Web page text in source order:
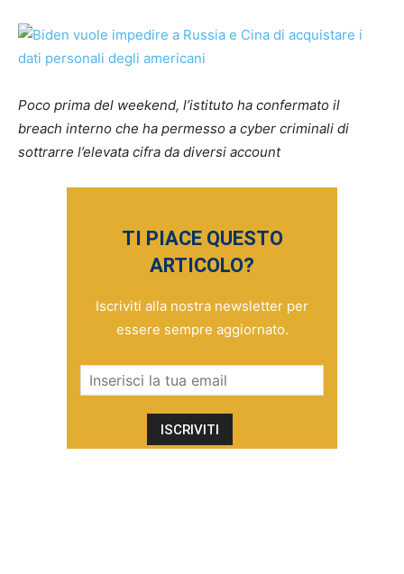
Poco prima del weekend, l’istituto ha confermato il
breach interno che ha permesso a cyber criminali di
sottrarre l’elevata cifra da diversi account
TI PIACE QUESTO
ARTICOLO?
Iscriviti alla nostra newsletter per
essere sempre aggiornato.